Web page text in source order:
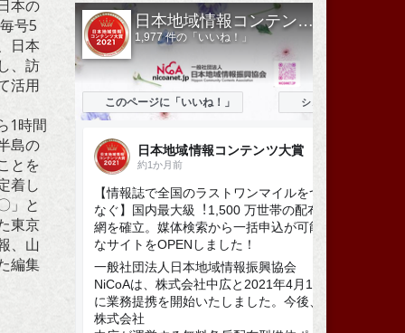
本の
号5
日本
、訪
活用
1時間
島の
とを
着し
」と
東京
、山
編集